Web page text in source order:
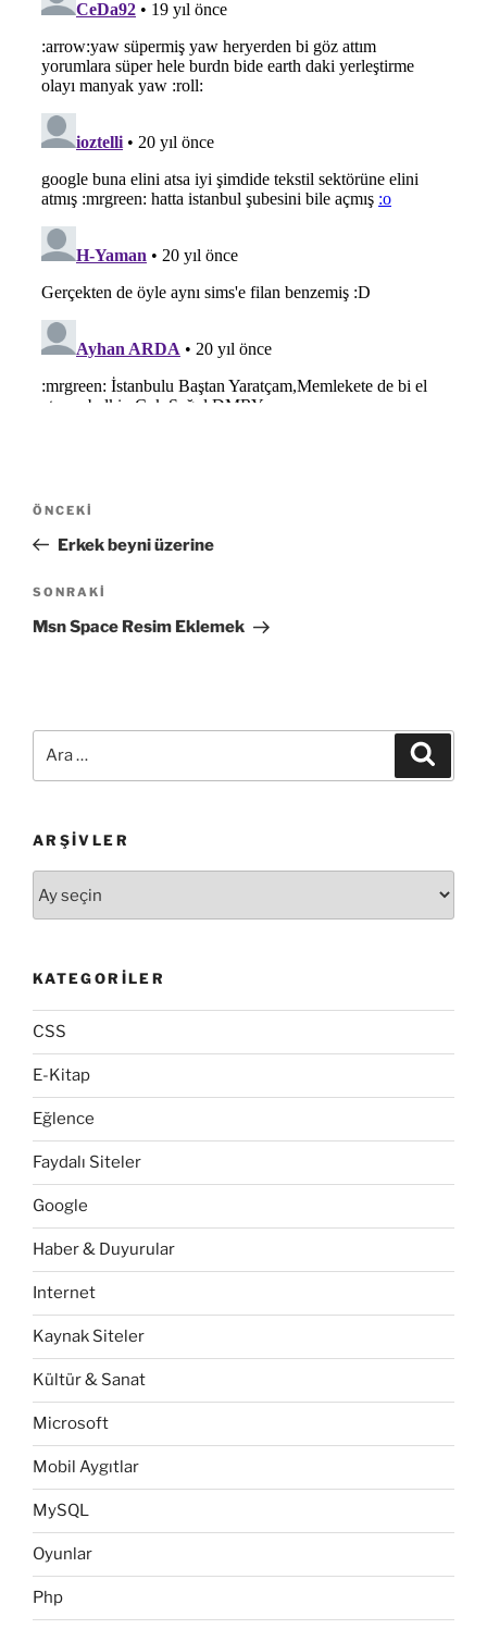
Yazı
Önceki
Yazı
ÖNCEKI
Erkek beyni üzerine
Sonraki
Yazı
SONRAKI
Msn Space Resim Eklemek
ARŞIVLER
KATEGORILER
CSS
E-Kitap
Eğlence
Faydalı Siteler
Google
Haber & Duyurular
Internet
Kaynak Siteler
Kültür & Sanat
Microsoft
Mobil Aygıtlar
MySQL
Oyunlar
Php